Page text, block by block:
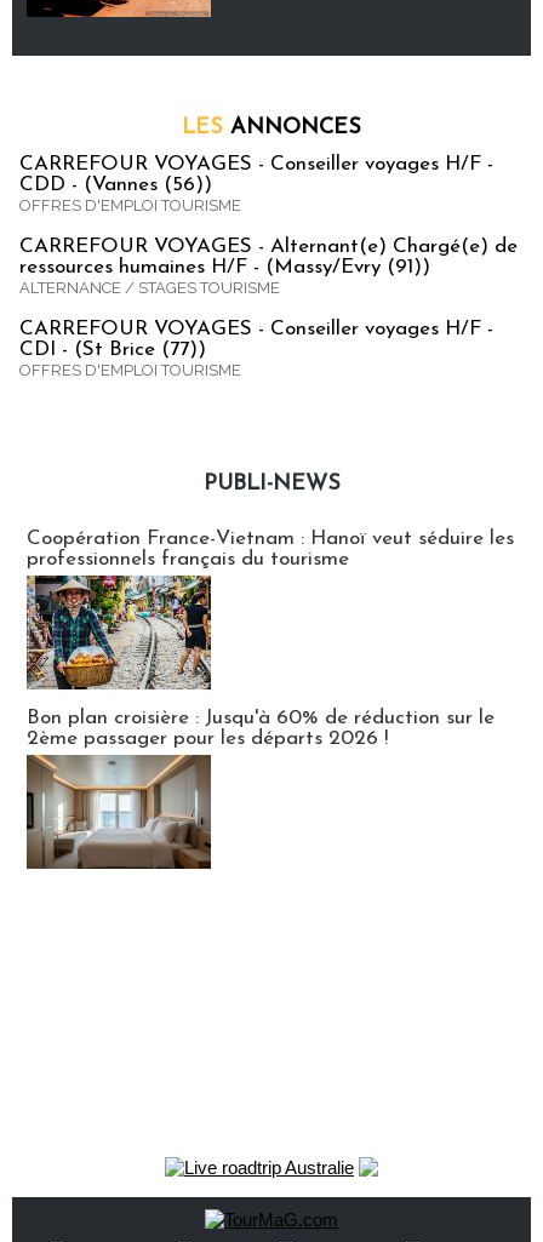
LES ANNONCES
CARREFOUR VOYAGES - Conseiller voyages H/F -
CDD - (Vannes (56))
OFFRES D'EMPLOI TOURISME
CARREFOUR VOYAGES - Alternant(e) Chargé(e) de
ressources humaines H/F - (Massy/Evry (91))
ALTERNANCE / STAGES TOURISME
CARREFOUR VOYAGES - Conseiller voyages H/F -
CDI - (St Brice (77))
OFFRES D'EMPLOI TOURISME
PUBLI-NEWS
Coopération France-Vietnam : Hanoï veut séduire les
professionnels français du tourisme
Bon plan croisière : Jusqu'à 60% de réduction sur le
2ème passager pour les départs 2026 !